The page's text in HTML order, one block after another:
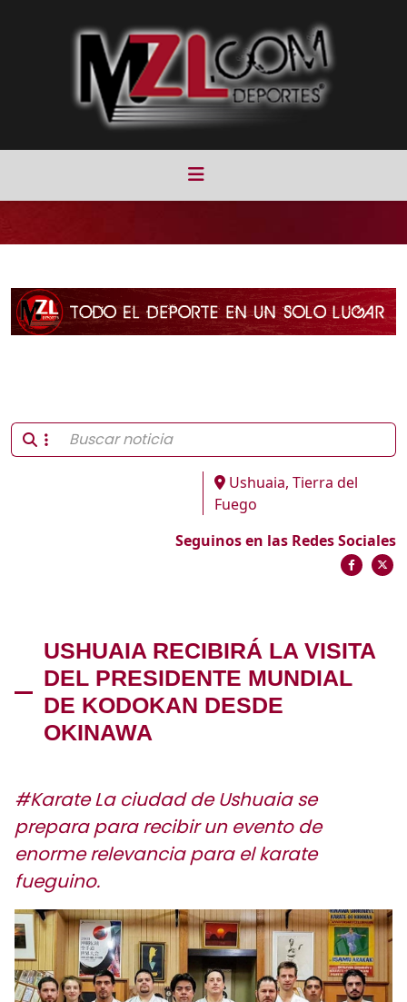
Ushuaia, Tierra del
Fuego
Seguinos en las Redes Sociales
USHUAIA RECIBIRÁ LA VISITA
DEL PRESIDENTE MUNDIAL
DE KODOKAN DESDE
OKINAWA
#Karate La ciudad de Ushuaia se
prepara para recibir un evento de
enorme relevancia para el karate
fueguino.